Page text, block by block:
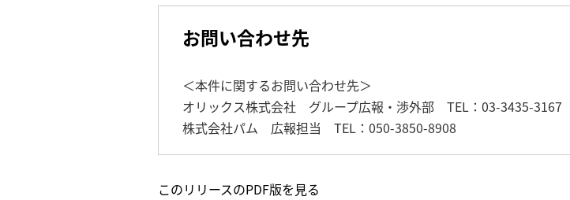
お問い合わせ先
＜本件に関するお問い合わせ先＞
オリックス株式会社 グループ広報・渉外部 TEL：03-3435-3167
株式会社パム 広報担当 TEL：050-3850-8908
このリリースのPDF版を見る